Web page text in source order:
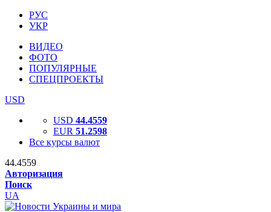
РУС
УКР
ВИДЕО
ФОТО
ПОПУЛЯРНЫЕ
СПЕЦПРОЕКТЫ
USD
USD 44.4559
EUR 51.2598
Все курсы валют
44.4559
Авторизация
Поиск
UA